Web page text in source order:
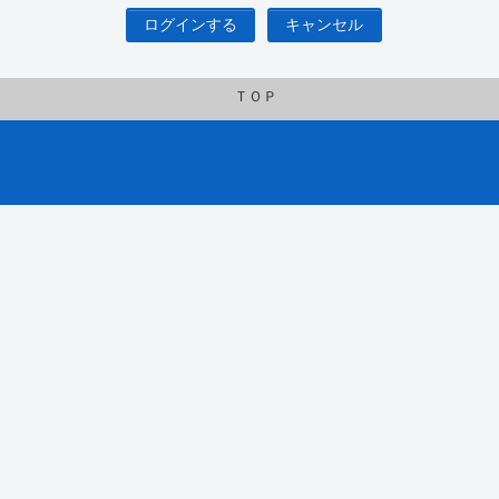
ログインする キャンセル
ＴＯＰ